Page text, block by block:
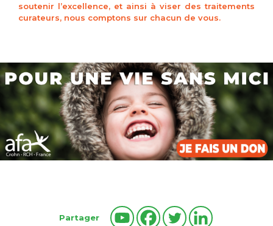
soutenir l’excellence, et ainsi à viser des traitements
curateurs, nous comptons sur chacun de vous.
Partager